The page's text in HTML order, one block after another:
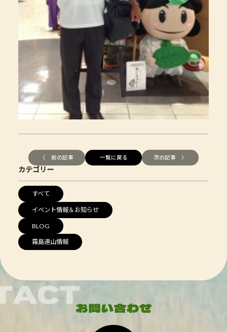
〈 前の記事 一覧に戻る 次の記事 〉
カテゴリー
すべて
イベント情報＆お知らせ
BLOG
霧島連山情報